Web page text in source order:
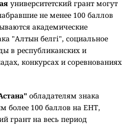
университетский грант могут
не менее 100 баллов
академические
"Алтын белгі", социальное
в республиканских и
конкурсах и соревнованиях
обладателям знака
более 100 баллов на ЕНТ,
грант на весь период